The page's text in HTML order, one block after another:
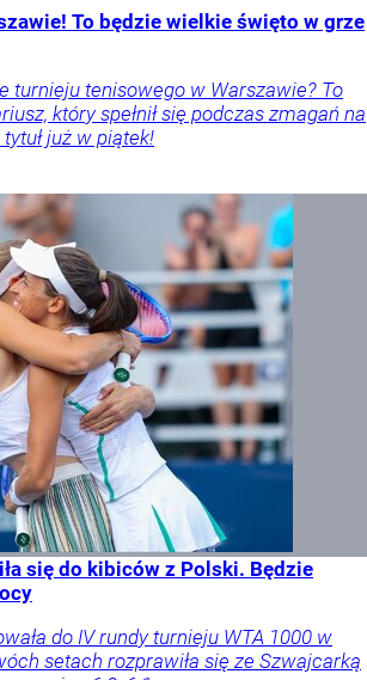
To będzie wielkie święto w grze
turnieju tenisowego w Warszawie? To
który spełnił się podczas zmagań na
już w piątek!
się do kibiców z Polski. Będzie
do IV rundy turnieju WTA 1000 w
setach rozprawiła się ze Szwajcarką